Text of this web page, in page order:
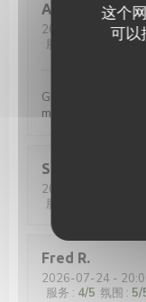
这个
可以
Andreas
W
2026-07-29 -
服务
氛围 :5/
Gutes Bier, gutes
mehr?
Sara
2026-07-28
-
服务
Fred R
2026-07-24 -
服务 : 4/5 氛围 : 5/